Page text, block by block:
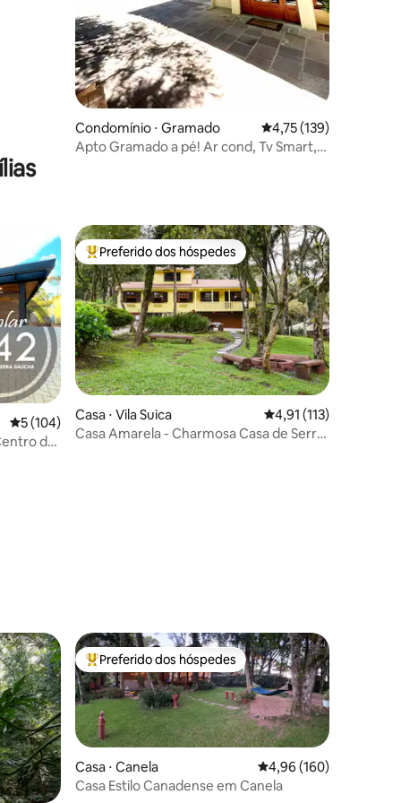
Condomínio ⋅ Gramado 4,75 de uma avaliação
4,75 (139)
Apto Gramado a pé! Ar cond, Tv Smart,
hóspedes
5 de uma avaliação média de 5, 104 avaliações
5 (104)
de
Entre os melhores preferidos dos hóspedes
Preferido dos hóspedes
Casa ⋅ Vila Suica 4,91 de uma
4,91 (113)
Casa Amarela - Charmosa Casa de Serra
hóspedes Entre os melhores preferidos dos hóspedes
Preferido dos hóspedes
Casa ⋅ Canela 4,96 de uma avaliação
4,96 (160)
Casa Estilo Canadense em Canela